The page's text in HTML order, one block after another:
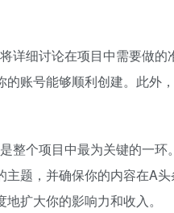
详细讨论在项目中需要做
账号能够顺利创建。此外
整个项目中最为关键的一
题，并确保你的内容在A
扩大你的影响力和收入。